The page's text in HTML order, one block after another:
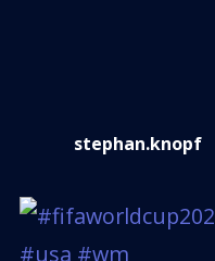
stephan.knopf